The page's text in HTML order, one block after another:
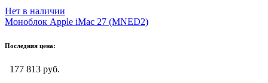
Нет в наличии
Моноблок Apple iMac 27 (MNED2)
Последняя цена:
177 813 руб.